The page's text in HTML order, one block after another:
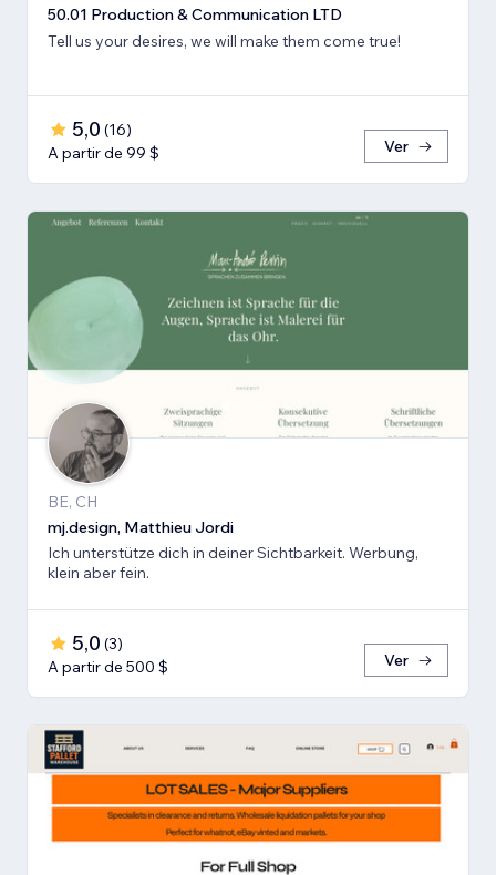
50.01 Production & Communication LTD
Tell us your desires, we will make them come true!
5,0 (16)
A partir de 99 $
Ver
BE, CH
mj.design, Matthieu Jordi
Ich unterstütze dich in deiner Sichtbarkeit. Werbung,
klein aber fein.
5,0 (3)
A partir de 500 $
Ver